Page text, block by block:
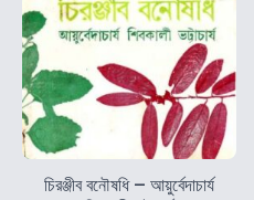
চিরঞ্জীব বনৌষধি – আয়ুর্বেদাচার্য